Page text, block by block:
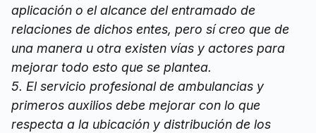
aplicación o el alcance del entramado de
relaciones de dichos entes, pero sí creo que de
una manera u otra existen vías y actores para
mejorar todo esto que se plantea.
5. El servicio profesional de ambulancias y
primeros auxilios debe mejorar con lo que
respecta a la ubicación y distribución de los